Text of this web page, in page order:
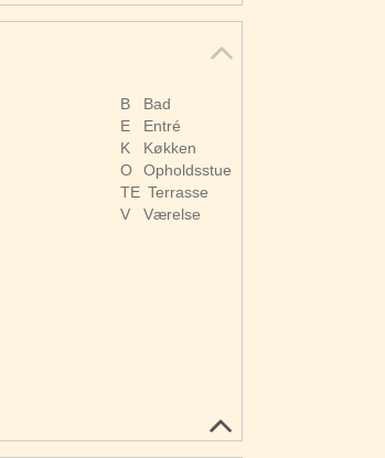
B
Bad
E
Entré
K
Køkken
O
Opholdsstue
TE Terrasse
V
Værelse